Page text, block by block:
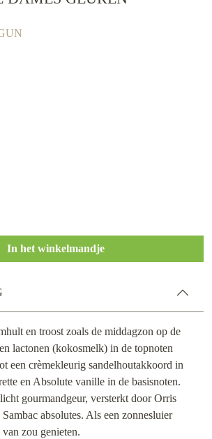
In het winkelmandje
en troost zoals de middagzon op de
lactonen (kokosmelk) in de topnoten
een crèmekleurig sandelhoutakkoord in
en Absolute vanille in de basisnoten.
gourmandgeur, versterkt door Orris
absolutes. Als een zonnesluier
zou genieten.